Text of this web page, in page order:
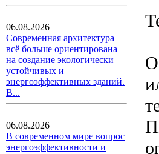
06.08.2026
Современная архитектура
всё больше ориентирована
на создание экологически
устойчивых и
энергоэффективных зданий.
В...
06.08.2026
В современном мире вопрос
энергоэффективности и